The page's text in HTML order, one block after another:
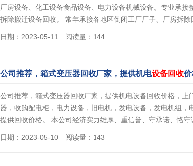
厂房设备、化工设备食品设备、电力设备机械设备。专业承
拆除搬迁设备回收。 常年承接各地区倒闭工厂厂子、厂房拆除
日期：2023-05-11 阅读量：144
公司推荐，箱式变压器回收厂家，提供机电设备回收价
公司推荐，箱式变压器回收厂家，提供机电设备回收价格，
器，收购配电柜，电力设备，旧电机，发电设备，发电机组
提供回收价格。 本公司经济实力雄厚、重信誉、守承诺、恪守
日期：2023-05-10 阅读量：143